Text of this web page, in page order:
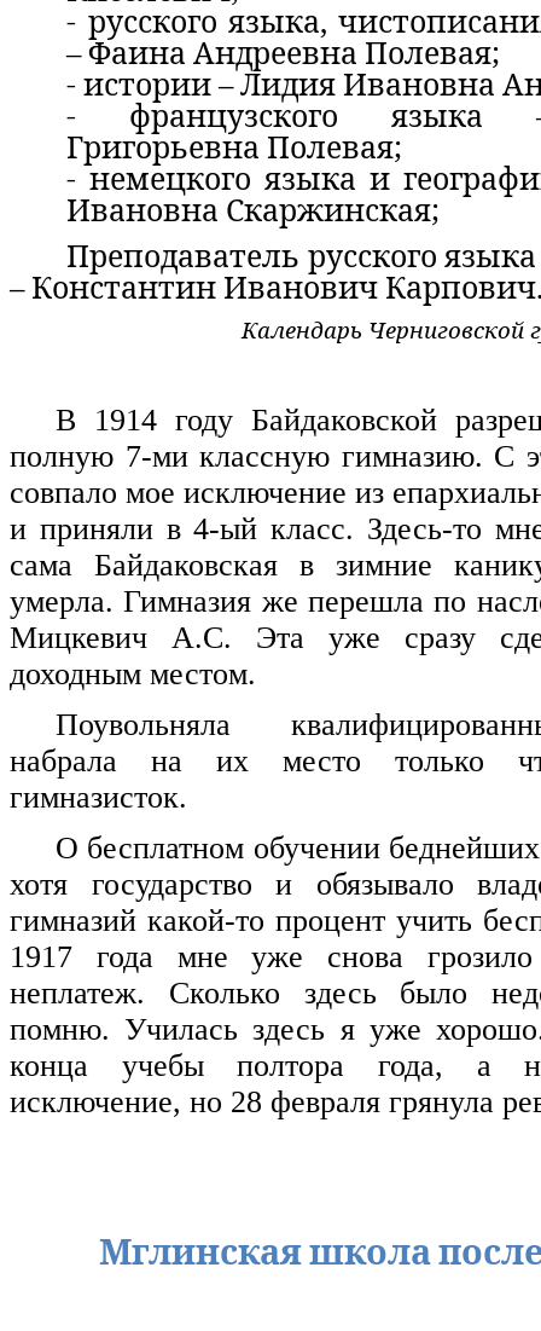
- русского языка,
– Фаина Андреевна Полевая;
- истории – Лидия Ивановна
- французского языка
Григорьевна Полевая;
- немецкого языка и
Ивановна Скаржинская;
Преподаватель русского
– Константин Иванович
Календарь Черниговской
В 1914 году Байдаковской
полную 7-ми классную гимназию. С
совпало мое исключение из
и приняли в 4-ый класс. Здесь-то
сама Байдаковская в зимние
умерла. Гимназия же перешла по
Мицкевич А.С. Эта уже сразу
доходным местом.
Поувольняла
набрала на их место только
гимназисток.
О бесплатном обучении
хотя государство и обязывало
гимназий какой-то процент учить
1917 года мне уже снова грозило
неплатеж. Сколько здесь было
помню. Училась здесь я уже
конца учебы полтора года, а
исключение, но 28 февраля грянула
Мглинская школа